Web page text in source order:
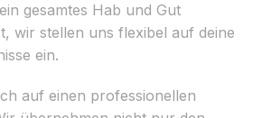
gesamtes Hab und Gut
wir stellen uns flexibel auf deine
ein.
auf einen professionellen